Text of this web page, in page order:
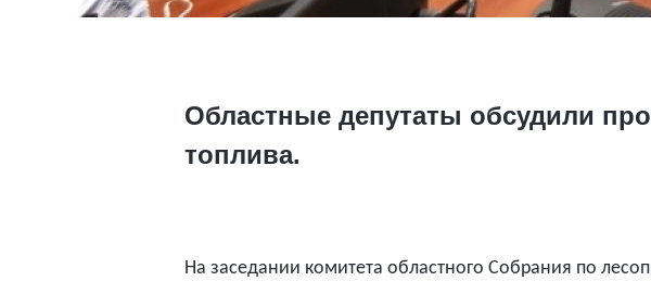
Областные депутаты обсудили
топлива.
На заседании комитета областного Собрания по